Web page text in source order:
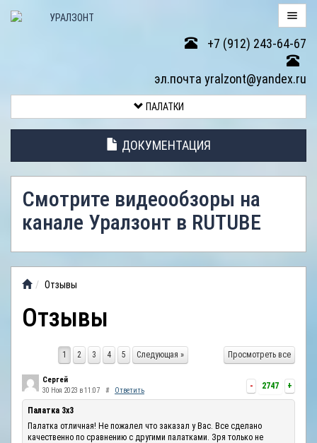
+7 (912) 243-64-67
эл.почта yralzont@yandex.ru
ТОВАРА
ПАЛАТОК
АНТИДОЖДЕВЫЕ
ТЕНТЫ
ВИДЕООБЗОР
ОТЗЫВЫ
ПАЛАТКИ
ДОКУМЕНТАЦИЯ
Смотрите видеообзоры на
канале Уралзонт в RUTUBE
Отзывы
Отзывы
Просмотреть все
1 2 3 4 5 Следующая »
- 2747 +
Сергей
30 Ноя 2023 в 11:07 # Ответить
Палатка 3х3
Палатка отличная! Не пожалел что заказал у Вас. Все сделано
качественно по сравнению с другими палатками. Зря только не